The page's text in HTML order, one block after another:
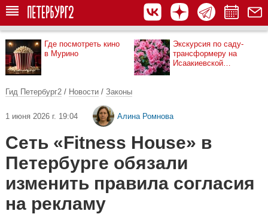
Где посмотреть кино
в Мурино
Экскурсия по саду-
трансформеру на
Исаакиевской
Гид Петербург2 / Новости / Законы
1 июня 2026 г. 19:04 Алина Ромнова
Сеть «Fitness House» в
Петербурге обязали
изменить правила согласия
на рекламу